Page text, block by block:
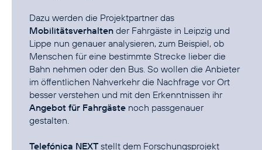
Dazu werden die Projektpartner das
Mobilitätsverhalten der Fahrgäste in Leipzig und
Lippe nun genauer analysieren, zum Beispiel, ob
Menschen für eine bestimmte Strecke lieber die
Bahn nehmen oder den Bus. So wollen die Anbieter
im öffentlichen Nahverkehr die Nachfrage vor Ort
besser verstehen und mit den Erkenntnissen ihr
Angebot für Fahrgäste noch passgenauer
gestalten.
Telefónica NEXT stellt dem Forschungsprojekt